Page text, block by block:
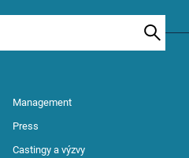
Management
Press
Castingy a výzvy